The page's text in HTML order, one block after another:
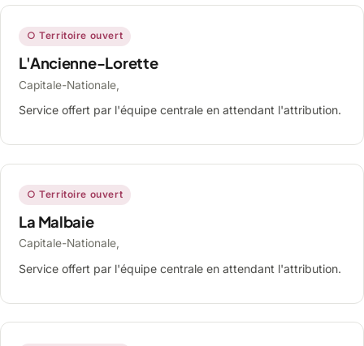
○ Territoire ouvert
L'Ancienne-Lorette
Capitale-Nationale,
Service offert par l'équipe centrale en attendant l'attribution.
○ Territoire ouvert
La Malbaie
Capitale-Nationale,
Service offert par l'équipe centrale en attendant l'attribution.